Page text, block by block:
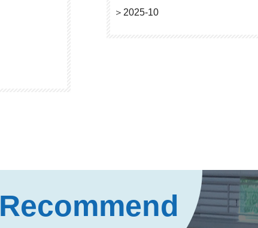
＞ 2025-10
Recommend